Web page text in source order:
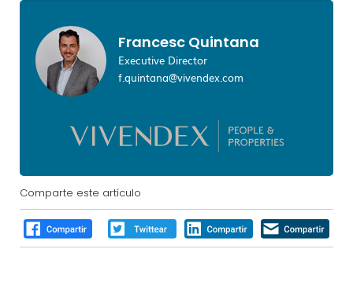
Francesc Quintana
Executive Director
f.quintana@vivendex.com
Comparte este artículo